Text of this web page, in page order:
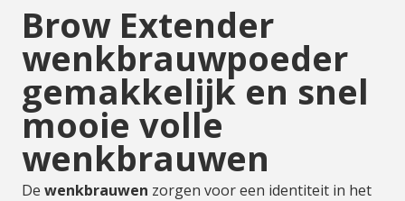
Brow Extender
wenkbrauwpoeder
gemakkelijk en snel
mooie volle
wenkbrauwen
De wenkbrauwen zorgen voor een identiteit in het